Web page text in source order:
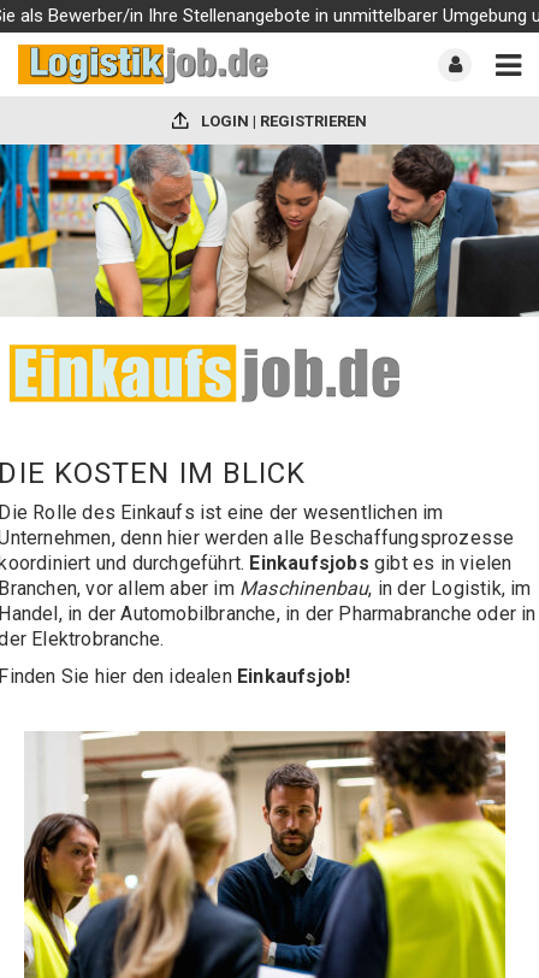
Bewerber/in Ihre Stellenangebote in unmittelbarer Umgebung
LOGIN | REGISTRIEREN
KOSTEN IM BLICK
Rolle des Einkaufs ist eine der wesentlichen im
denn hier werden alle Beschaffungsprozesse
und durchgeführt. Einkaufsjobs gibt es in vielen
vor allem aber im Maschinenbau, in der Logistik, im
in der Automobilbranche, in der Pharmabranche oder in
Elektrobranche.
Sie hier den idealen Einkaufsjob!